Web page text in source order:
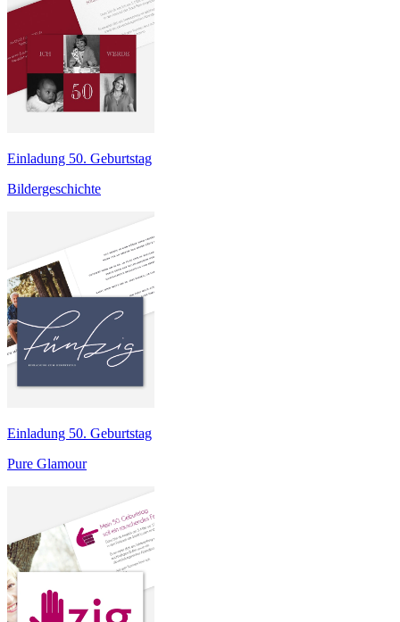
Einladung 50. Geburtstag
Bildergeschichte
Einladung 50. Geburtstag
Pure Glamour